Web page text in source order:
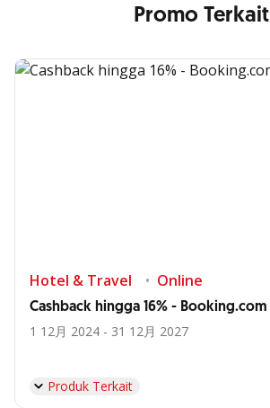
Promo Terkait
Hotel & Travel Online
Cashback hingga 16% - Booking.com
1 12月 2024 - 31 12月 2027
Produk Terkait